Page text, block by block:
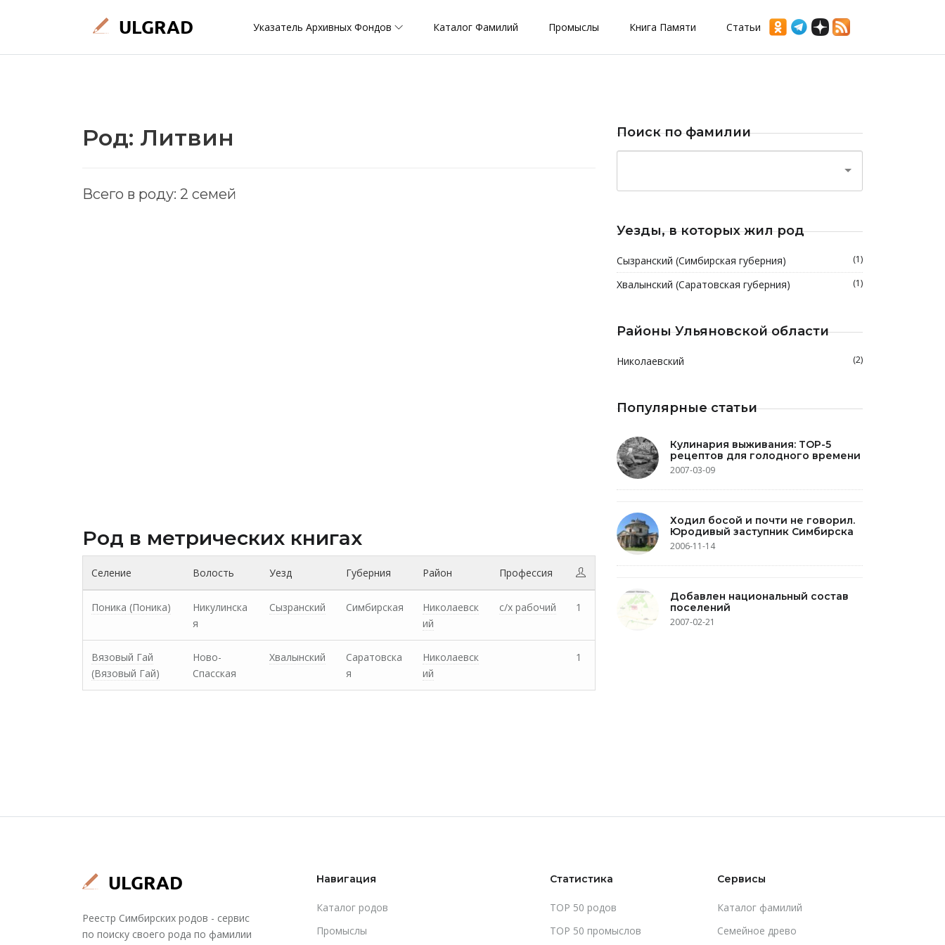
Указатель Архивных Фондов Каталог Фамилий Промыслы Книга Памяти Статьи
Род: Литвин
Всего в роду: 2 семей
Род в метрических книгах
Селение Волость Уезд Губерния Район Профессия
Поника (Поника)
Никулинска
я
Сызранский Симбирская
Николаевск
ий
с/х рабочий 1
Вязовый Гай
(Вязовый Гай)
Ново-
Спасская
Хвалынский
Саратовска
я
Николаевск
ий
1
Поиск по фамилии
Уезды, в которых жил род
Сызранский (Симбирская губерния) (1)
Хвалынский (Саратовская губерния) (1)
Районы Ульяновской области
Николаевский (2)
Популярные статьи
Кулинария выживания: TOP-5
рецептов для голодного времени
2007-03-09
Ходил босой и почти не говорил.
Юродивый заступник Симбирска
2006-11-14
Добавлен национальный состав
поселений
2007-02-21
Реестр Симбирских родов - сервис
по поиску своего рода по фамилии
Навигация
Каталог родов
Промыслы
Статистика
TOP 50 родов
TOP 50 промыслов
Сервисы
Каталог фамилий
Cемейное древо